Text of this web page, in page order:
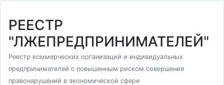
РЕЕСТР
"ЛЖЕПРЕДПРИНИМАТЕЛЕЙ"
Реестр коммерческих организаций и индивидуальных
предпринимателей с повышенным риском совершения
правонарушений в экономической сфере